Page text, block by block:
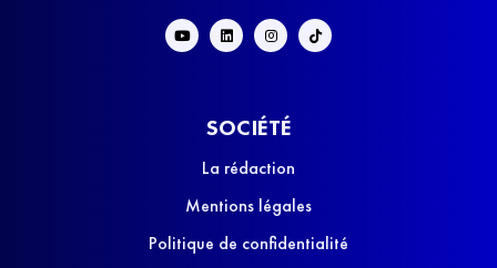
SOCIÉTÉ
La rédaction
Mentions légales
Politique de confidentialité